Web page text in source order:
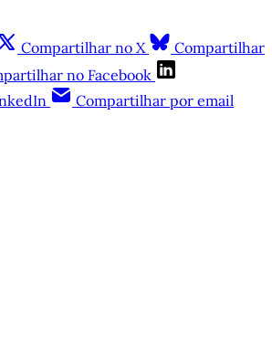
Compartilhar no X
Compartilhar
no Facebook
Compartilhar por email